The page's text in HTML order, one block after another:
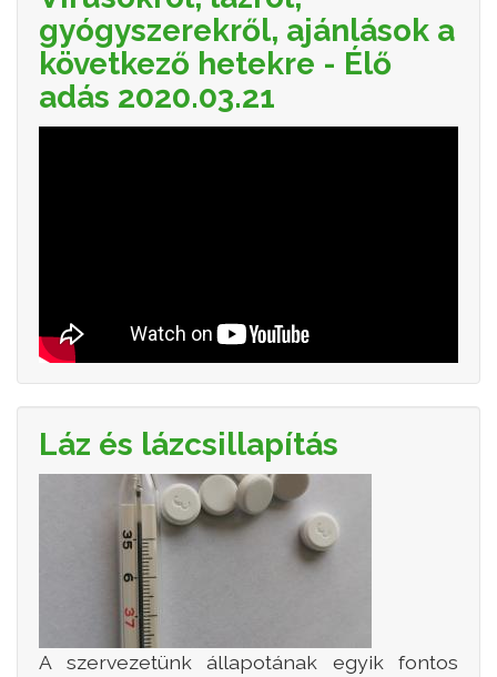
gyógyszerekről, ajánlások a
következő hetekre - Élő
adás 2020.03.21
Láz és lázcsillapítás
A szervezetünk állapotának egyik fontos